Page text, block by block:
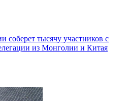
соберет тысячу участников с
из Монголии и Китая